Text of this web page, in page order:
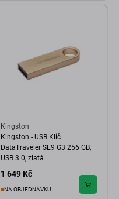
Kingston
Kingston - USB Klíč
DataTraveler SE9 G3 256 GB,
USB 3.0, zlatá
1 649 Kč
NA OBJEDNÁVKU